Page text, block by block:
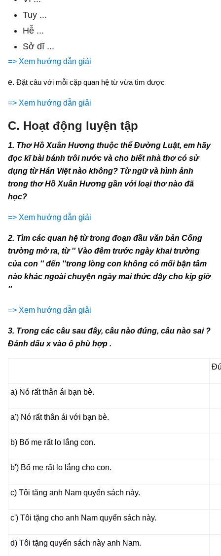
Tuy ...
Hễ ...
Sở dĩ ...
=> Xem hướng dẫn giải
e. Đặt câu với mỗi cặp quan hệ từ vừa tìm được
=> Xem hướng dẫn giải
C. Hoạt động luyện tập
1. Thơ Hồ Xuân Hương thuộc thể Đường Luật, em hãy
đọc kĩ bài bánh trôi nước và cho biết nhà thơ có sử
dụng từ Hán Việt nào không? Từ ngữ và hình ảnh
trong thơ Hồ Xuân Hương gần với loại thơ nào đã
học?
=> Xem hướng dẫn giải
2. Tìm các quan hệ từ trong đoạn đầu văn bản Cổng
trường mở ra, từ '' Vào đêm trước ngày khai trường
của con '' đến ''trong lòng con không có mối bận tâm
nào khác ngoài chuyện ngày mai thức dậy cho kịp giờ
''
=> Xem hướng dẫn giải
3. Trong các câu sau đây, câu nào đúng, câu nào sai ?
Đánh dấu x vào ô phù hợp .
a) Nó rất thân ái bạn bè.
a') Nó rất thân ái với bạn bè.
b) Bố mẹ rất lo lắng con.
b') Bố mẹ rất lo lắng cho con.
c) Tôi tặng anh Nam quyển sách này.
c') Tôi tặng cho anh Nam quyển sách này.
d) Tôi tặng quyển sách này anh Nam.